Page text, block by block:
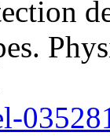
.